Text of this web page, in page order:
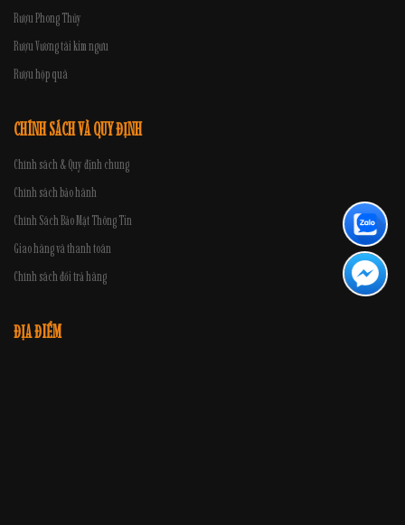
Rượu Phong Thủy
Rượu Vương tài kim ngưu
Rượu hộp quà
CHÍNH SÁCH VÀ QUY ĐỊNH
Chính sách & Quy định chung
Chính sách bảo hành
Chính Sách Bảo Mật Thông Tin
Giao hàng và thanh toán
Chính sách đổi trả hàng
ĐỊA ĐIỂM